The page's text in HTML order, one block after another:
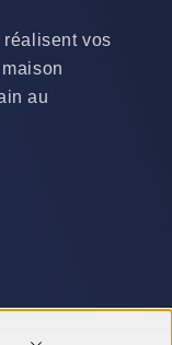
réalisent vos
au